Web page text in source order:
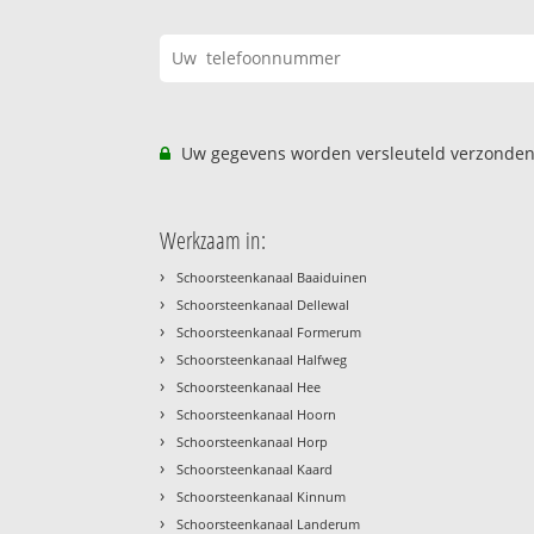
Uw gegevens worden versleuteld
Werkzaam in:
› Schoorsteenkanaal Baaiduinen
› Schoorsteenkanaal Dellewal
› Schoorsteenkanaal Formerum
› Schoorsteenkanaal Halfweg
› Schoorsteenkanaal Hee
› Schoorsteenkanaal Hoorn
› Schoorsteenkanaal Horp
› Schoorsteenkanaal Kaard
› Schoorsteenkanaal Kinnum
› Schoorsteenkanaal Landerum